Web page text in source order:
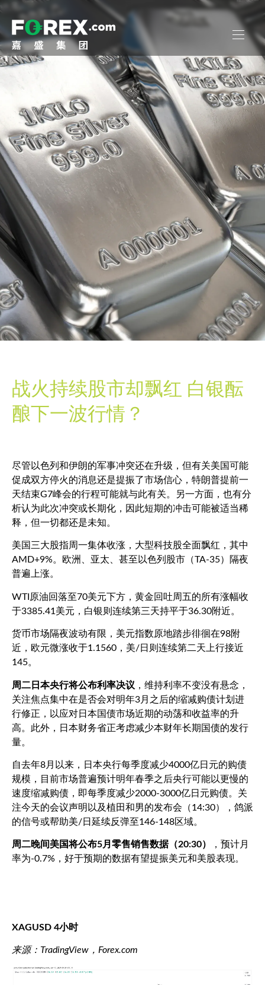
战火持续股市却飘红 白银酝
酿下一波行情？
尽管以色列和伊朗的军事冲突还在升级，但有关美国可能
促成双方停火的消息还是提振了市场信心，特朗普提前一
天结束G7峰会的行程可能就与此有关。另一方面，也有分
析认为此次冲突或长期化，因此短期的冲击可能被适当稀
释，但一切都还是未知。
美国三大股指周一集体收涨，大型科技股全面飘红，其中
AMD+9%。欧洲、亚太、甚至以色列股市（TA-35）隔夜
普遍上涨。
WTI 原油回落至70美元下方，黄金回吐周五的所有涨幅收
于3385.41 美元，白银则连续第三天持平于36.30附近。
货币市场隔夜波动有限，美元指数原地踏步徘徊在98附
近，欧元微涨收于1.1560 ，美/日则连续第二天上行接近
145。
周二日本央行将公布利率决议 ， 维持利率不变没有悬念，
关注焦点集中在是否会对明年3月之后的缩减购债计划进
行修正，以应对日本国债市场近期的动荡和收益率的升
高。此外，日本财务省正考虑减少本财年长期国债的发行
量。
自去年8月以来，日本央行每季度减少4000亿日元的购债
规模，目前市场普遍预计明年春季之后央行可能以更慢的
速度缩减购债，即每季度减少2000-3000亿日元购债。关
注今天的会议声明以及植田和男的发布会（14:30），鸽派
的信号或帮助美/日延续反弹至146-148区域。
周二晚间美国将公布5月零售销售数据（20:30）
，预计月
率为-0.7% ，好于预期的数据有望提振美元和美股表现。
XAGUSD 4小时
来源： TradingView ， Forex.com